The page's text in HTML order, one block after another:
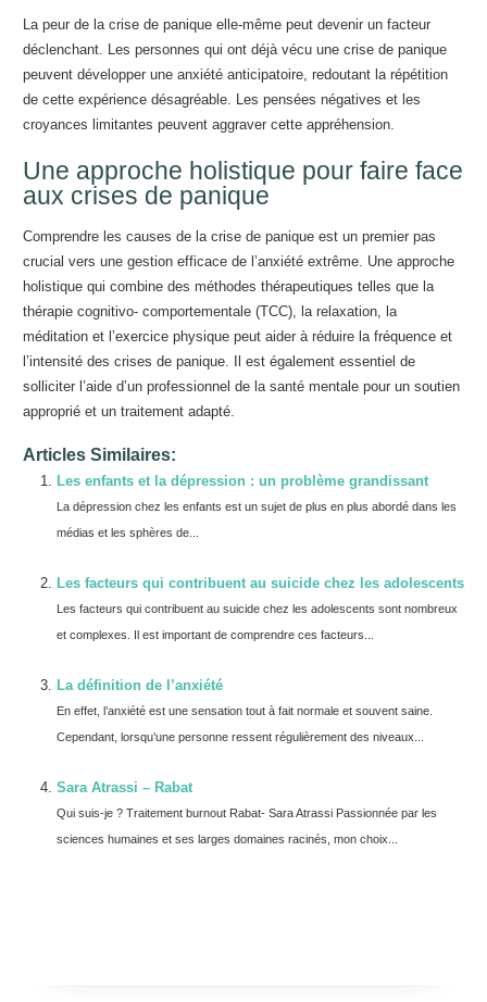
La peur de la crise de panique elle-même peut devenir un facteur
déclenchant. Les personnes qui ont déjà vécu une crise de panique
peuvent développer une anxiété anticipatoire, redoutant la répétition
de cette expérience désagréable. Les pensées négatives et les
croyances limitantes peuvent aggraver cette appréhension.
Une approche holistique pour faire face
aux crises de panique
Comprendre les causes de la crise de panique est un premier pas
crucial vers une gestion efficace de l’anxiété extrême. Une approche
holistique qui combine des méthodes thérapeutiques telles que la
thérapie cognitivo- comportementale (TCC), la relaxation, la
méditation et l’exercice physique peut aider à réduire la fréquence et
l’intensité des crises de panique. Il est également essentiel de
solliciter l’aide d’un professionnel de la santé mentale pour un soutien
approprié et un traitement adapté.
Articles Similaires:
Les enfants et la dépression : un problème grandissant
La dépression chez les enfants est un sujet de plus en plus abordé dans les
médias et les sphères de...
Les facteurs qui contribuent au suicide chez les adolescents
Les facteurs qui contribuent au suicide chez les adolescents sont nombreux
et complexes. Il est important de comprendre ces facteurs...
La définition de l’anxiété
En effet, l’anxiété est une sensation tout à fait normale et souvent saine.
Cependant, lorsqu’une personne ressent régulièrement des niveaux...
Sara Atrassi – Rabat
Qui suis-je ? Traitement burnout Rabat- Sara Atrassi Passionnée par les
sciences humaines et ses larges domaines racinés, mon choix...